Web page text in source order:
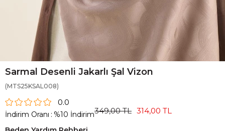
Sarmal Desenli Jakarlı Şal Vizon
(MTS25KSAL008)
0.0
İndirim Oranı : %10 İndirim349,00 TL 314,00 TL